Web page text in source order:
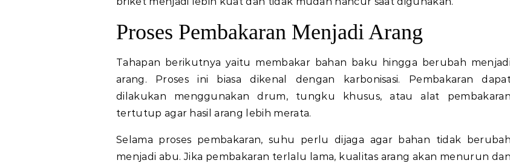
Proses Pembakaran Menjadi Arang
Tahapan berikutnya yaitu membakar bahan baku hingga berubah menjadi
arang. Proses ini biasa dikenal dengan karbonisasi. Pembakaran
dilakukan menggunakan drum, tungku khusus, atau alat pembakaran
tertutup agar hasil arang lebih merata.
Selama proses pembakaran, suhu perlu dijaga agar bahan tidak berubah
menjadi abu. Jika pembakaran terlalu lama, kualitas arang akan menurun dan